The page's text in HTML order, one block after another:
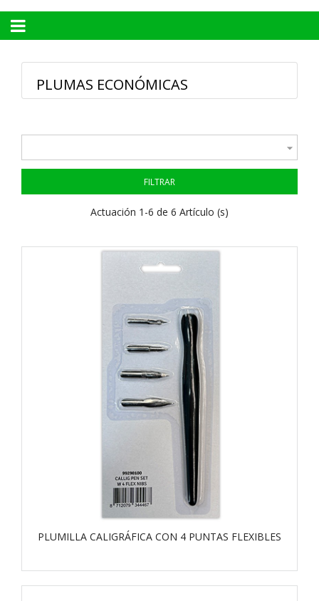
Navegación
palanca
☰
PLUMAS ECONÓMICAS

FILTRAR
Actuación 1-6 de 6 Artículo (s)
PLUMILLA CALIGRÁFICA CON 4 PUNTAS FLEXIBLES